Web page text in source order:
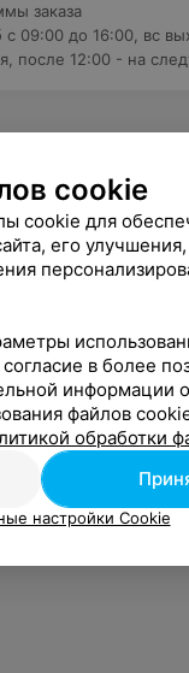
заказа
09:00 до 16:00, вс
после 12:00 - на
cookie
cookie для
его
в более
информации
файлов
обработки
настройки Cookie